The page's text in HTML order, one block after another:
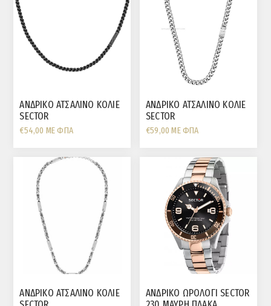
ΑΝΔΡΙΚΟ ΑΤΣΑΛΙΝΟ ΚΟΛΙΕ
SECTOR
€54,00 ΜΕ ΦΠΑ
ΑΝΔΡΙΚΟ ΑΤΣΑΛΙΝΟ ΚΟΛΙΕ
SECTOR
€59,00 ΜΕ ΦΠΑ
ΑΝΔΡΙΚΟ ΑΤΣΑΛΙΝΟ ΚΟΛΙΕ
ΑΝΔΡΙΚΟ ΩΡΟΛΟΓΙ SECTOR